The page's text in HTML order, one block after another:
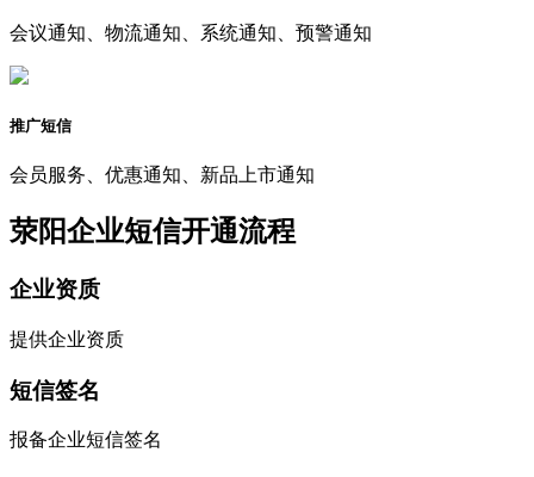
会议通知、物流通知、系统通知、预警通知
推广短信
会员服务、优惠通知、新品上市通知
荥阳企业短信开通流程
企业资质
提供企业资质
短信签名
报备企业短信签名